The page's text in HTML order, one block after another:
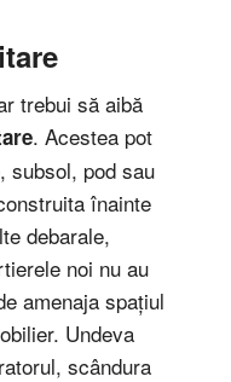
trebui să aibă
. Acestea pot
subsol, pod sau
înainte
debarale,
noi nu au
amenaja spațiul
Undeva
scândura